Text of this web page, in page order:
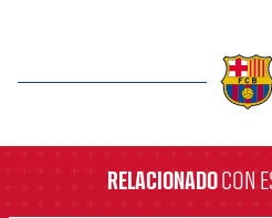
RELACIONADOCON